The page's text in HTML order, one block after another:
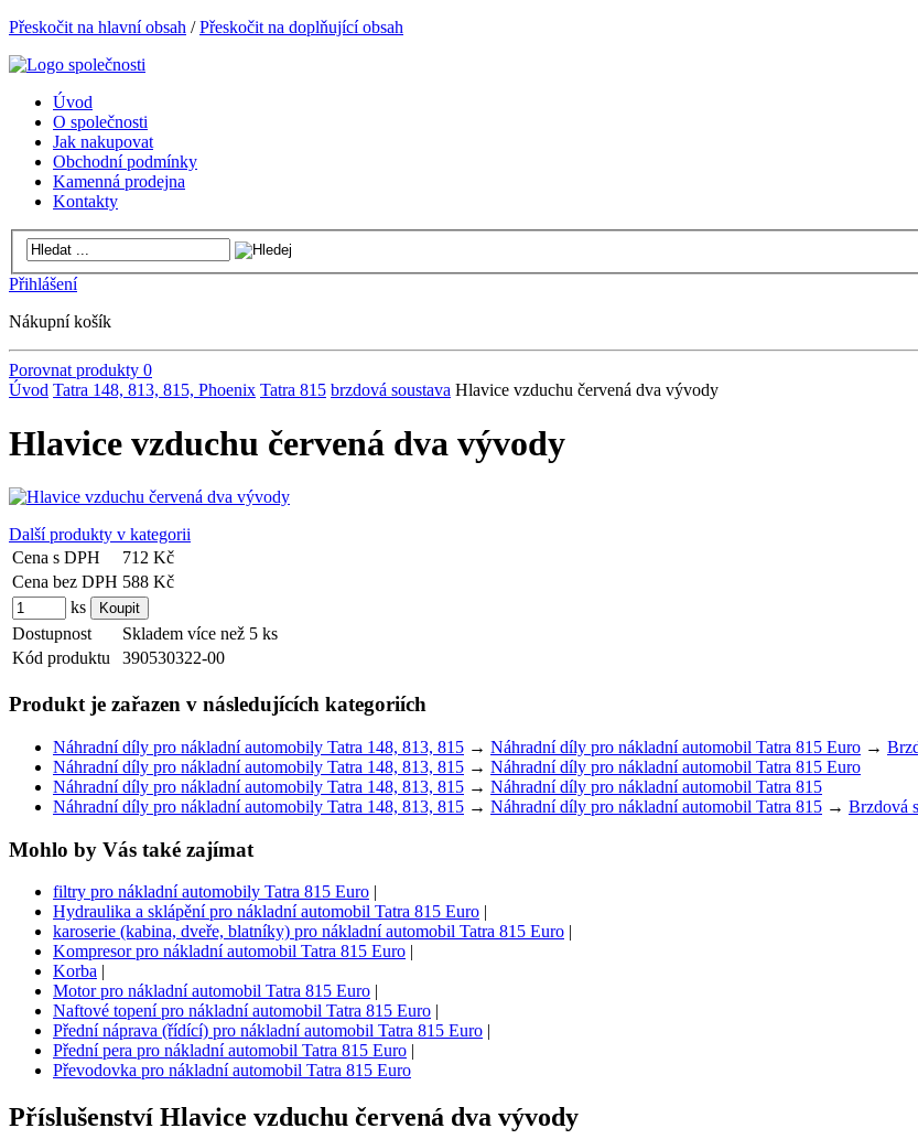
Přeskočit na hlavní obsah /Přeskočit na doplňující obsah
Úvod
O společnosti
Jak nakupovat
Obchodní podmínky
Kamenná prodejna
Kontakty
Přihlášení
Nákupní košík
Porovnat produkty 0
Úvod Tatra 148, 813, 815, Phoenix Tatra 815 brzdová soustava Hlavice vzduchu červená dva vývody
Hlavice vzduchu červená dva vývody
Další produkty v kategorii
Cena s DPH
712 Kč
Cena bez DPH 588 Kč
ks
Dostupnost
Skladem více než 5 ks
Kód produktu
390530322-00
Produkt je zařazen v následujících kategoriích
Náhradní díly pro nákladní automobily Tatra 148, 813, 815 → Náhradní díly pro nákladní automobil Tatra 815 Euro →
Náhradní díly pro nákladní automobily Tatra 148, 813, 815 → Náhradní díly pro nákladní automobil Tatra 815 Euro
Náhradní díly pro nákladní automobily Tatra 148, 813, 815 → Náhradní díly pro nákladní automobil Tatra 815
Náhradní díly pro nákladní automobily Tatra 148, 813, 815 → Náhradní díly pro nákladní automobil Tatra 815 → Brzdová
Mohlo by Vás také zajímat
filtry pro nákladní automobily Tatra 815 Euro |
Hydraulika a sklápění pro nákladní automobil Tatra 815 Euro |
karoserie (kabina, dveře, blatníky) pro nákladní automobil Tatra 815 Euro |
Kompresor pro nákladní automobil Tatra 815 Euro |
Korba |
Motor pro nákladní automobil Tatra 815 Euro |
Naftové topení pro nákladní automobil Tatra 815 Euro |
Přední náprava (řídící) pro nákladní automobil Tatra 815 Euro |
Přední pera pro nákladní automobil Tatra 815 Euro |
Převodovka pro nákladní automobil Tatra 815 Euro
Příslušenství Hlavice vzduchu červená dva vývody